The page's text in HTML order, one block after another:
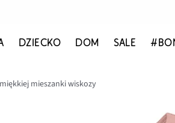
DZIECKO DOM SALE
mieszanki wiskozy